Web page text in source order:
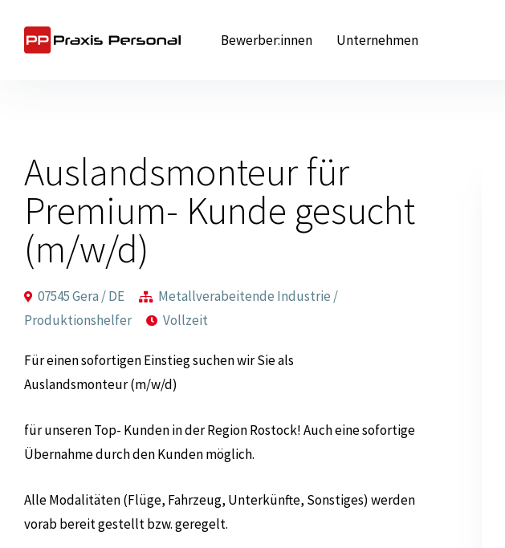
Inhalt
Bewerber:innen Unternehmen
Auslandsmonteur für
Premium- Kunde gesucht
(m/w/d)
07545 Gera / DE
Metallverabeitende Industrie /
Produktionshelfer
Vollzeit
Für einen sofortigen Einstieg suchen wir Sie als
Auslandsmonteur (m/w/d)
für unseren Top- Kunden in der Region Rostock! Auch eine sofortige
Übernahme durch den Kunden möglich.
Alle Modalitäten (Flüge, Fahrzeug, Unterkünfte, Sonstiges) werden
vorab bereit gestellt bzw. geregelt.